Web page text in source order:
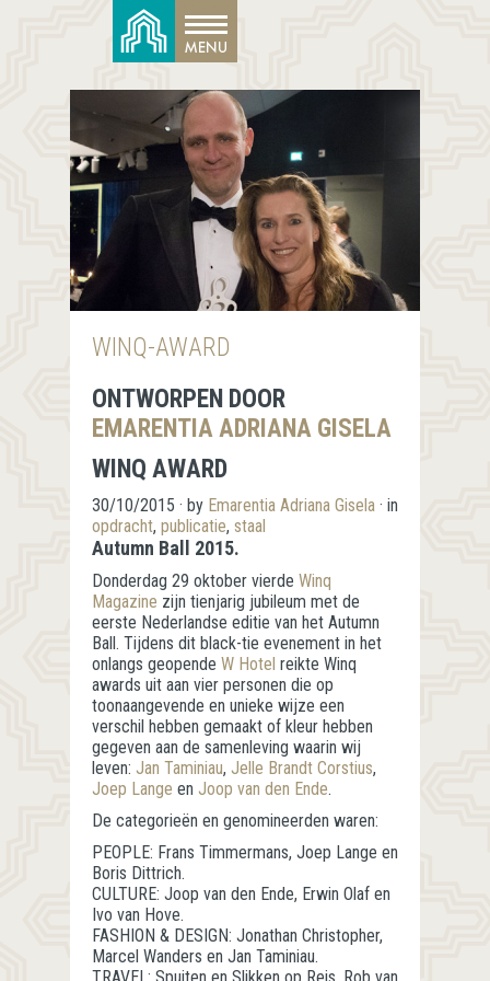
WINQ-AWARD
ONTWORPEN DOOR
EMARENTIA ADRIANA GISELA
WINQ AWARD
30/10/2015 · by Emarentia Adriana Gisela · in
opdracht, publicatie, staal
Autumn Ball 2015.
Donderdag 29 oktober vierde Winq
Magazine zijn tienjarig jubileum met de
eerste Nederlandse editie van het Autumn
Ball. Tijdens dit black-tie evenement in het
onlangs geopende W Hotel reikte Winq
awards uit aan vier personen die op
toonaangevende en unieke wijze een
verschil hebben gemaakt of kleur hebben
gegeven aan de samenleving waarin wij
leven: Jan Taminiau, Jelle Brandt Corstius,
Joep Lange en Joop van den Ende.
De categorieën en genomineerden waren:
PEOPLE: Frans Timmermans, Joep Lange en
Boris Dittrich.
CULTURE: Joop van den Ende, Erwin Olaf en
Ivo van Hove.
FASHION & DESIGN: Jonathan Christopher,
Marcel Wanders en Jan Taminiau.